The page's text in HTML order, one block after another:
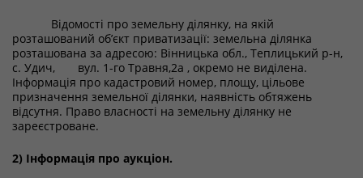
Відомості про земельну ділянку, на якій
розташований об’єкт приватизації: земельна ділянка
розташована за адресою: Вінницька обл., Теплицький р-н,
с. Удич, вул. 1-го Травня,2а , окремо не виділена.
Інформація про кадастровий номер, площу, цільове
призначення земельної ділянки, наявність обтяжень
відсутня. Право власності на земельну ділянку не
зареєстроване.
2) Інформація про аукціон.